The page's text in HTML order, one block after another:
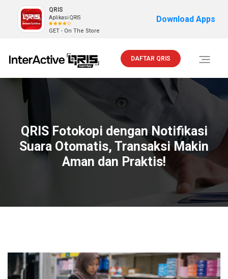
QRIS
Aplikasi QRIS
GET - On The Store
Download Apps
Toggle
DAFTAR QRIS
QRIS Fotokopi dengan Notifikasi
Suara Otomatis, Transaksi Makin
Aman dan Praktis!